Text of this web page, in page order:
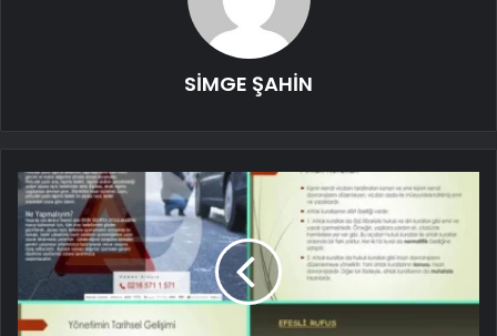
SİMGE ŞAHİN